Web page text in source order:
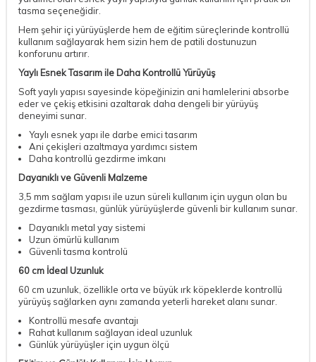
tasma seçeneğidir.
Hem şehir içi yürüyüşlerde hem de eğitim süreçlerinde kontrollü
kullanım sağlayarak hem sizin hem de patili dostunuzun
konforunu artırır.
Yaylı Esnek Tasarım ile Daha Kontrollü Yürüyüş
Soft yaylı yapısı sayesinde köpeğinizin ani hamlelerini absorbe
eder ve çekiş etkisini azaltarak daha dengeli bir yürüyüş
deneyimi sunar.
Yaylı esnek yapı ile darbe emici tasarım
Ani çekişleri azaltmaya yardımcı sistem
Daha kontrollü gezdirme imkanı
Dayanıklı ve Güvenli Malzeme
3,5 mm sağlam yapısı ile uzun süreli kullanım için uygun olan bu
gezdirme tasması, günlük yürüyüşlerde güvenli bir kullanım sunar.
Dayanıklı metal yay sistemi
Uzun ömürlü kullanım
Güvenli tasma kontrolü
60 cm İdeal Uzunluk
60 cm uzunluk, özellikle orta ve büyük ırk köpeklerde kontrollü
yürüyüş sağlarken aynı zamanda yeterli hareket alanı sunar.
Kontrollü mesafe avantajı
Rahat kullanım sağlayan ideal uzunluk
Günlük yürüyüşler için uygun ölçü